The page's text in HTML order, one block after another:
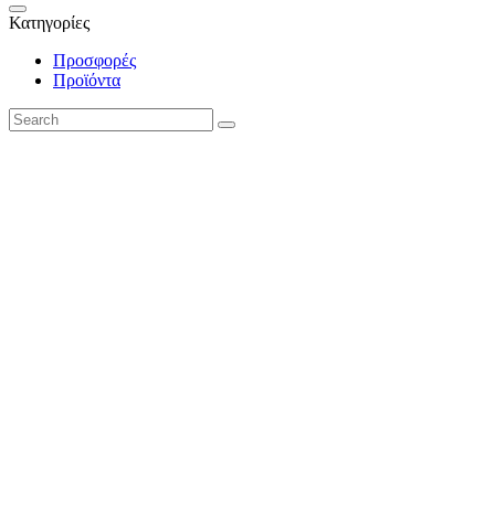
Κατηγορίες
Προσφορές
Προϊόντα